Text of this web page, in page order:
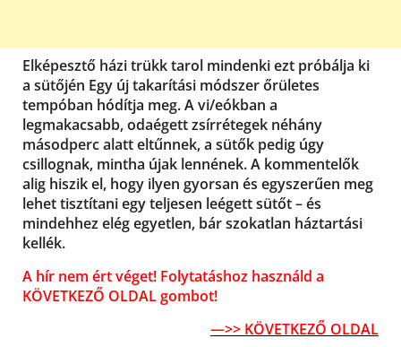
Elképesztő házi trükk tarol mindenki ezt próbálja ki
a sütőjén Egy új takarítási módszer őrületes
tempóban hódítja meg. A vi/eókban a
legmakacsabb, odaégett zsírrétegek néhány
másodperc alatt eltűnnek, a sütők pedig úgy
csillognak, mintha újak lennének. A kommentelők
alig hiszik el, hogy ilyen gyorsan és egyszerűen meg
lehet tisztítani egy teljesen leégett sütőt – és
mindehhez elég egyetlen, bár szokatlan háztartási
kellék.
A hír nem ért véget! Folytatáshoz használd a
KÖVETKEZŐ OLDAL gombot!
—>> KÖVETKEZŐ OLDAL